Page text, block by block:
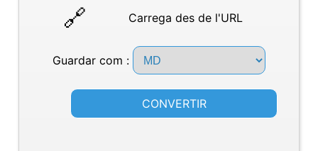
Carrega des de l'URL
Guardar com :
CONVERTIR